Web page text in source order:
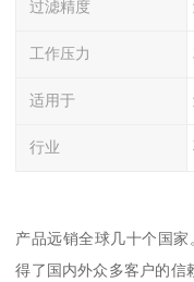
过滤精度
工作压力
适用于
行业
产品远销全球几十个国
得了国内外众多客户的信